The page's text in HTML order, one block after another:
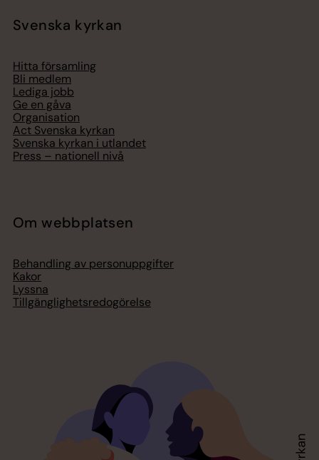
Svenska kyrkan
Hitta församling
Bli medlem
Lediga jobb
Ge en gåva
Organisation
Act Svenska kyrkan
Svenska kyrkan i utlandet
Press – nationell nivå
Om webbplatsen
Behandling av personuppgifter
Kakor
Lyssna
Tillgänglighetsredogörelse